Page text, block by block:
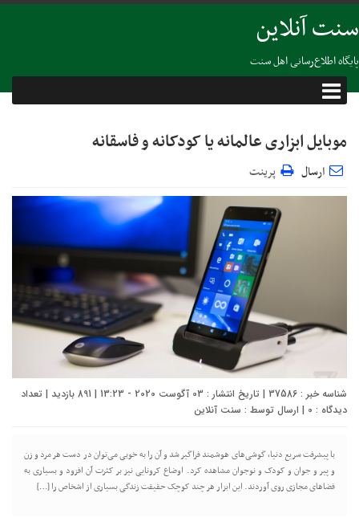
سنت آنلاین
پایگاه اطلاع‌رسانی اهل سنت
موبایل ابزاری عالمانه یا کودکانه و فاسقانه
ارسال پرینت
شناسه خبر : 37586 | تاریخ انتشار : 03 آگوست 2020 - 13:23 | 891 بازدید | تعداد
دیدگاه : 0 | ارسال توسط : سنت آنلاین
با پیشرفت سریع دنیا، گوشی‌های هوشمند فراگیر شد و آن را به خوبی می‌توان در دست هر مرد و زن
و پیر و جوان و کودک و نوجوان مشاهده کرد. اوضاع کرونایی نیز بر کثرت آن افزود و بسیاری به
فضاهای مجازی روی آوردند. این ابزار هر چند کوچک حقیقت زندگی بسیاری از اشخاص را […]